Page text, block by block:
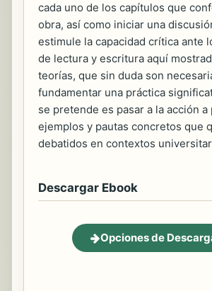
cada uno de los capítulos que
obra, así como iniciar una
estimule la capacidad crítica ante
de lectura y escritura aquí
teorías, que sin duda son
fundamentar una práctica
se pretende es pasar a la acción
ejemplos y pautas concretos que
debatidos en contextos
Descargar Ebook
Opciones de